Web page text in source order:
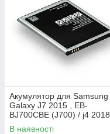
Акумулятор для Samsung
Galaxy J7 2015 , EB-
BJ700CBE (J700) / j4 2018,
3000 mAh Original PRC
В наявності